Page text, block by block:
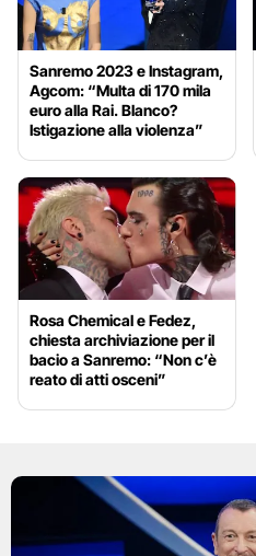
Sanremo 2023 e Instagram,
Agcom: “Multa di 170 mila
euro alla Rai. Blanco?
Istigazione alla violenza”
Rosa Chemical e Fedez,
chiesta archiviazione per il
bacio a Sanremo: “Non c’è
reato di atti osceni”